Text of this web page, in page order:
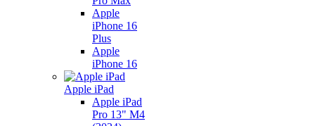
Apple
iPhone 16
Plus
Apple
iPhone 16
Apple iPad
Apple iPad
Pro 13" M4